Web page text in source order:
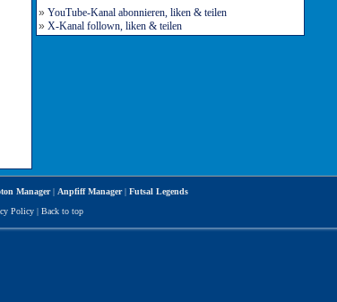
» YouTube-Kanal abonnieren, liken & teilen
» X-Kanal follown, liken & teilen
Manager| Anpfiff Manager| Futsal Legends
Policy | Back to top